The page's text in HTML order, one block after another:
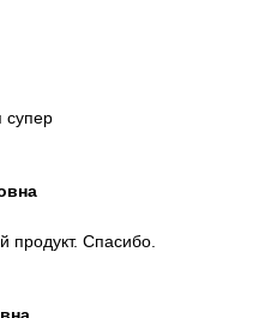
супер
продукт. Спасибо.